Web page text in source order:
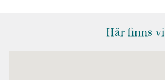
Här finns vi